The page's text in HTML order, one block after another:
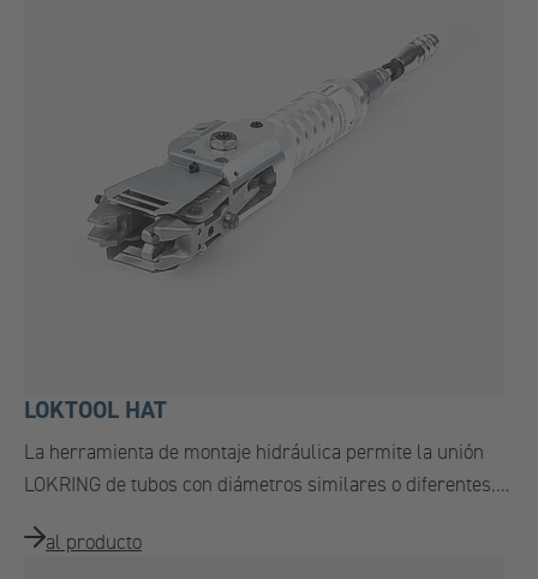
LOKTOOL HAT
La herramienta de montaje hidráulica permite la unión
LOKRING de tubos con diámetros similares o diferentes.…
al producto